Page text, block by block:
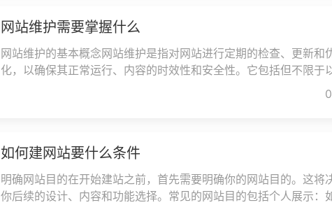
网站维护需要掌握什么
网站维护的基本概念网站维护是指对网站进行定期的检查、更新和
化，以确保其正常运行、内容的时效性和安全性。它包括但不限于
如何建网站要什么条件
明确网站目的在开始建站之前，首先需要明确你的网站目的。这将
你后续的设计、内容和功能选择。常见的网站目的包括个人展示：